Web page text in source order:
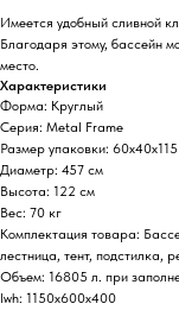
Имеется удобный сливной
Благодаря этому, бассейн
место.
Характеристики
Форма: Круглый
Серия: Metal Frame
Размер упаковки:
Диаметр: 457 см
Высота: 122 см
Вес: 70 кг
Комплектация товара:
лестница, тент, подстилка,
Объем: 16805 л. при
lwh: 1150x600x400